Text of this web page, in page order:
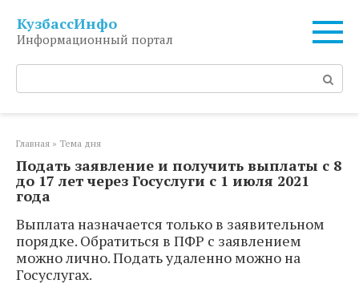
контенту
КузбассИнфо
Информационный портал
Поиск:
Главная » Тема дня
Подать заявление и получить выплаты с 8
до 17 лет через Госуслуги с 1 июля 2021
года
Выплата назначается только в заявительном
порядке. Обратиться в ПФР с заявлением
можно лично. Подать удаленно можно на
Госуслугах.